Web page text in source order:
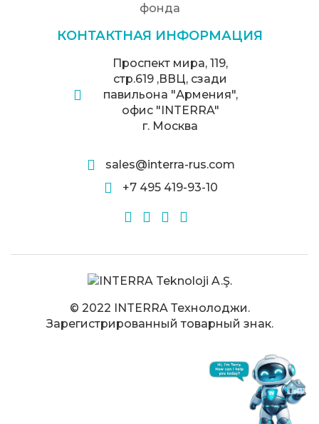
фонда
КОНТАКТНАЯ ИНФОРМАЦИЯ
Проспект мира, 119,
стр.619 ,ВВЦ, сзади
павильона "Армения",
офис "INTERRA"
г. Москва
sales@interra-rus.com
+7 495 419-93-10
© 2022 INTERRA Технолоджи.
Зарегистрированный товарный знак.